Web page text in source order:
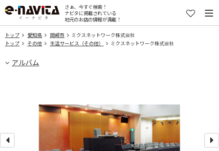
さぁ、今すぐ検索！
ナビタに掲載されている
地元のお店の情報が満載！
トップ 愛知県 岡崎市
ミクスネットワーク株式会社
トップ
その他 生活サービス（その他） ミクスネットワーク株式会社
アルバム